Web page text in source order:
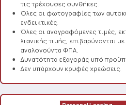
τις τρέχουσες συνθήκες.
Όλες οι φωτογραφίες των
ενδεικτικές.
Όλες οι αναγραφόμενες τιμές,
λιανικής τιμής, επιβαρύνονται
αναλογούντα ΦΠΑ.
Δυνατότητα εξαγοράς υπό
Δεν υπάρχουν κρυφές χρεώσεις.